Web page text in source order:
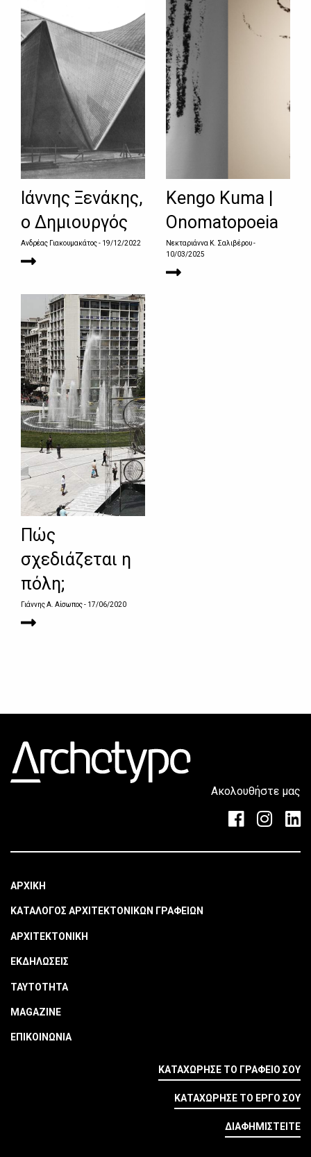
Ιάννης Ξενάκης,
ο Δημιουργός
Ανδρέας Γιακουμακάτος- 19/12/2022
Kengo Kuma |
Onomatopoeia
Νεκταριάννα Κ. Σαλιβέρου-
10/03/2025
Πώς
σχεδιάζεται η
πόλη;
Γιάννης Α. Αίσωπος- 17/06/2020
Ακολουθήστε μας
ΑΡΧΙΚΗ
ΚΑΤΑΛΟΓΟΣ ΑΡΧΙΤΕΚΤΟΝΙΚΩΝ ΓΡΑΦΕΙΩΝ
ΑΡΧΙΤΕΚΤΟΝΙΚΗ
ΕΚΔΗΛΩΣΕΙΣ
ΤΑΥΤΟΤΗΤΑ
MAGAZINE
ΕΠΙΚΟΙΝΩΝΙΑ
ΚΑΤΑΧΩΡΗΣΕ ΤΟ ΓΡΑΦΕΙΟ ΣΟΥ
ΚΑΤΑΧΩΡΗΣΕ ΤΟ ΕΡΓΟ ΣΟΥ
ΔΙΑΦΗΜΙΣΤΕΙΤΕ